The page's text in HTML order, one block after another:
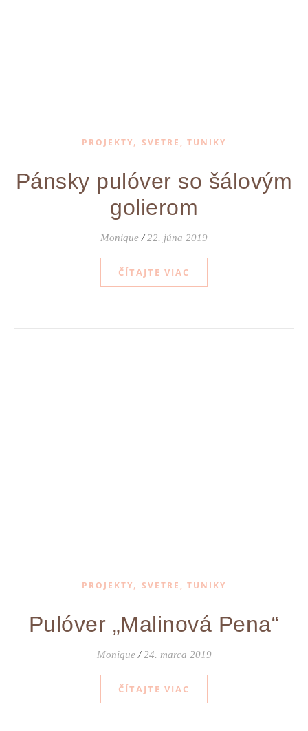
PROJEKTY, SVETRE, TUNIKY
Pánsky pulóver so šálovým
golierom
Monique / 22. júna 2019
ČÍTAJTE VIAC
PROJEKTY, SVETRE, TUNIKY
Pulóver „Malinová Pena“
Monique / 24. marca 2019
ČÍTAJTE VIAC